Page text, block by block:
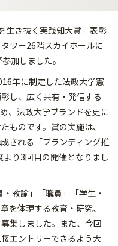
生き抜く実践知大賞」表彰
ワー26階スカイホールに
加しました。
年に制定した法政大学憲
し、広く共有・発信する
、法政大学ブランドを更に
ものです。賞の実施は、
される「ブランディング推
り3回目の開催となりまし
教諭」「職員」「学生・
を体現する教育・研究、
集しました。また、今回
エントリーできるよう大